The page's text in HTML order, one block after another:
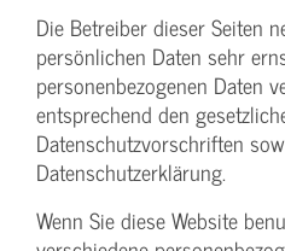
Die Betreiber dieser Seiten
persönlichen Daten sehr
personenbezogenen Daten
entsprechend den
Datenschutzvorschriften
Datenschutzerklärung.
Wenn Sie diese Website